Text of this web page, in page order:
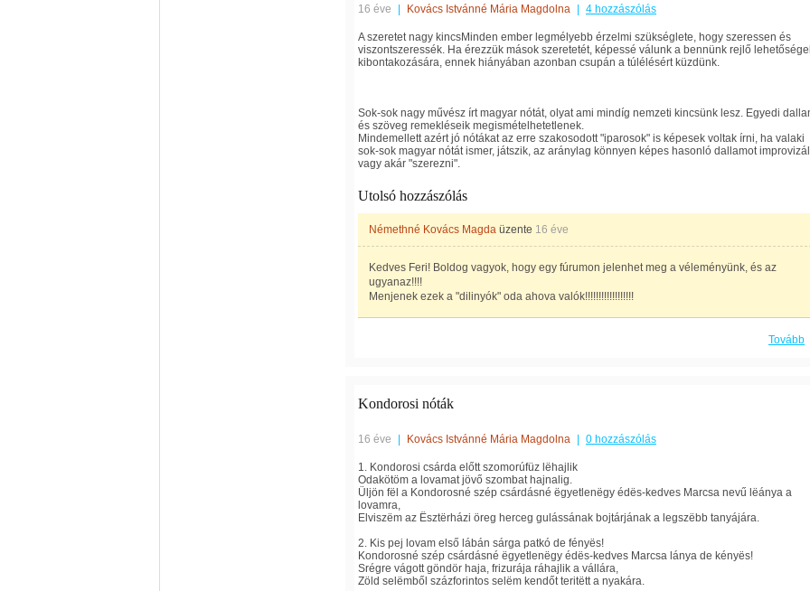
16 éve Kovács Istvánné Mária Magdolna 4 hozzászólás
A szeretet nagy kincsMinden ember legmélyebb érzelmi szükséglete, hogy szeressen és
viszontszeressék. Ha érezzük mások szeretetét, képessé válunk a bennünk rejlő
kibontakozására, ennek hiányában azonban csupán a túlélésért küzdünk.
Sok-sok nagy művész írt magyar nótát, olyat ami mindíg nemzeti kincsünk lesz. Egyedi
és szöveg remekléseik megismételhetetlenek.
Mindemellett azért jó nótákat az erre szakosodott "iparosok" is képesek voltak írni, ha valaki
sok-sok magyar nótát ismer, játszik, az aránylag könnyen képes hasonló dallamot
vagy akár "szerezni".
Utolsó hozzászólás
Némethné Kovács Magda üzente 16 éve
Kedves Feri! Boldog vagyok, hogy egy fúrumon jelenhet meg a véleményünk, és az
ugyanaz!!!!
Menjenek ezek a "dilinyók" oda ahova valók!!!!!!!!!!!!!!!!!!
Tovább
Kondorosi nóták
16 éve Kovács Istvánné Mária Magdolna 0 hozzászólás
1. Kondorosi csárda előtt szomorúfüz lëhajlik
Odakötöm a lovamat jövő szombat hajnalig.
Üljön fël a Kondorosné szép csárdásné ëgyetlenëgy édës-kedves Marcsa nevű lëánya a
lovamra,
Elviszëm az Ësztërházi öreg herceg gulássának bojtárjának a legszëbb tanyájára.
2. Kis pej lovam első lábán sárga patkó de fényës!
Kondorosné szép csárdásné ëgyetlenëgy édës-kedves Marcsa lánya de kényës!
Srégre vágott göndör haja, frizurája ráhajlik a vállára,
Zöld selëmből százforintos selëm kendőt teritëtt a nyakára.